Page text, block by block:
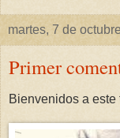
martes, 7 de
Primer
Bienvenidos a este